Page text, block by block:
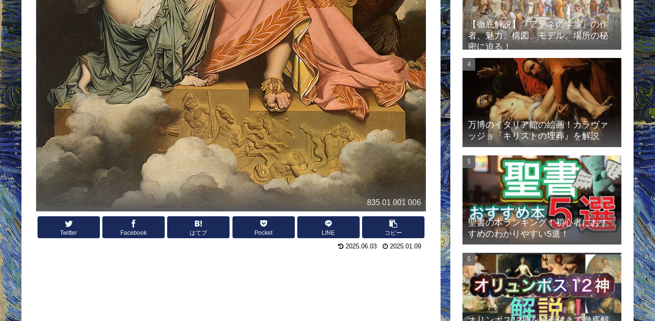
835 01 001 006
Twitter Facebook はてブ Pocket LINE コピー
2025.06.03 2025.01.09
【徹底解説】『アテネの学堂』の作
者、魅力、構図、モデル、場所の秘
密に迫る！
万博のイタリア館の絵画！カラヴァ
ッジョ『キリストの埋葬』を解説
聖書の本ランキング！初心者におす
すめのわかりやすい5選！